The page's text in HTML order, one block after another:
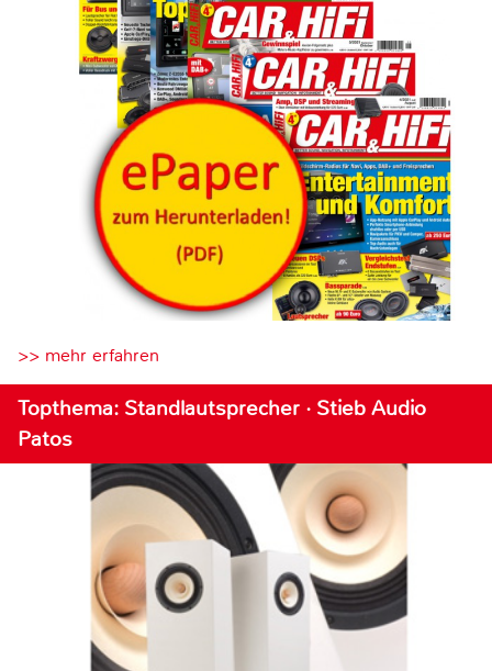
>> mehr erfahren
Topthema: Standlautsprecher · Stieb Audio
Patos